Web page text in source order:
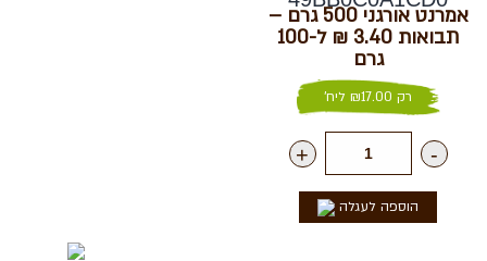
אמרנט אורגני 500 גרם –
תבואות 3.40 ₪ ל-100
גרם
רק ₪17.00 ליח'
-
+
הוספה לעגלה